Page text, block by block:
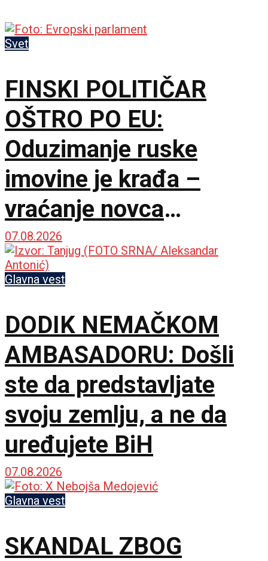
Svet
FINSKI POLITIČAR
OŠTRO PO EU:
Oduzimanje ruske
imovine je krađa –
vraćanje novca
omogućilo bi mir u
Ukrajini
07.08.2026
Glavna vest
DODIK NEMAČKOM
AMBASADORU: Došli
ste da predstavljate
svoju zemlju, a ne da
uređujete BiH
07.08.2026
Glavna vest
SKANDAL ZBOG